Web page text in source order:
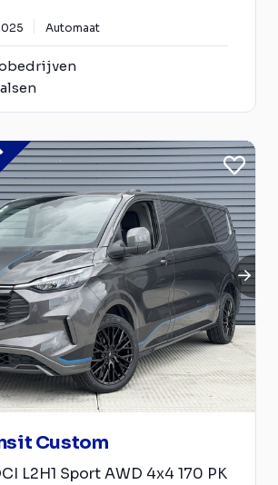
Automaat
Custom
L2H1 Sport AWD 4x4 170 PK